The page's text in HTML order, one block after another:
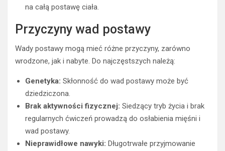
na całą postawę ciała.
Przyczyny wad postawy
Wady postawy mogą mieć różne przyczyny, zarówno
wrodzone, jak i nabyte. Do najczęstszych należą:
Genetyka: Skłonność do wad postawy może być
dziedziczona.
Brak aktywności fizycznej: Siedzący tryb życia i brak
regularnych ćwiczeń prowadzą do osłabienia mięśni i
wad postawy.
Nieprawidłowe nawyki: Długotrwałe przyjmowanie